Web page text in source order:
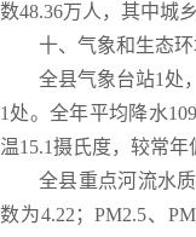
数48.36万人，其中城
十、气象和生态
全县气象台站1处
1处。全年平均降水
温15.1摄氏度，较常年
全县重点河流水
数为4.22；PM2.5、